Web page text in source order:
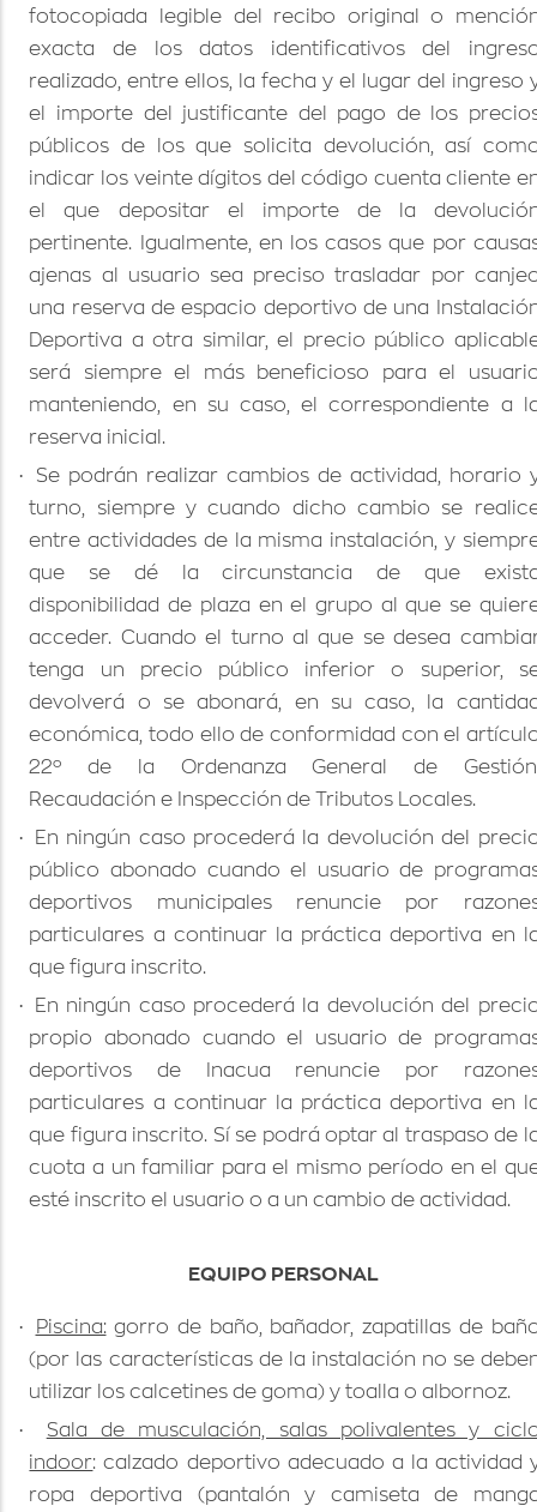
fotocopiada legible del recibo original o
exacta de los datos identificativos del
realizado, entre ellos, la fecha y el lugar del ingreso
el importe del justificante del pago de los
públicos de los que solicita devolución, así
indicar los veinte dígitos del código cuenta cliente
el que depositar el importe de la
pertinente. Igualmente, en los casos que por
ajenas al usuario sea preciso trasladar por
una reserva de espacio deportivo de una
Deportiva a otra similar, el precio público
será siempre el más beneficioso para el
manteniendo, en su caso, el correspondiente a
reserva inicial.
·
Se podrán realizar cambios de actividad, horario
turno, siempre y cuando dicho cambio se
entre actividades de la misma instalación, y
que se dé la circunstancia de que
disponibilidad de plaza en el grupo al que se
acceder. Cuando el turno al que se desea
tenga un precio público inferior o superior,
devolverá o se abonará, en su caso, la
económica, todo ello de conformidad con el
22º de la Ordenanza General de
Recaudación e Inspección de Tributos Locales.
·
En ningún caso procederá la devolución del
público abonado cuando el usuario de
deportivos municipales renuncie por
particulares a continuar la práctica deportiva en
que figura inscrito.
·
En ningún caso procederá la devolución del
propio abonado cuando el usuario de
deportivos de Inacua renuncie por
particulares a continuar la práctica deportiva en
que figura inscrito. Sí se podrá optar al traspaso de
cuota a un familiar para el mismo período en el
esté inscrito el usuario o a un cambio de actividad.
EQUIPO PERSONAL
· Piscina:gorro de baño, bañador, zapatillas de
(por las características de la instalación no se
utilizar los calcetines de goma) y toalla o albornoz.
·
Sala de musculación, salas polivalentes y
indoor: calzado deportivo adecuado a la actividad
ropa deportiva (pantalón y camiseta de